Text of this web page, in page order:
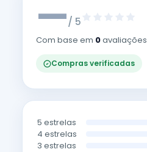
—/ 5
Com base em 0avaliações
Compras verificadas
5 estrelas
4 estrelas
3 estrelas